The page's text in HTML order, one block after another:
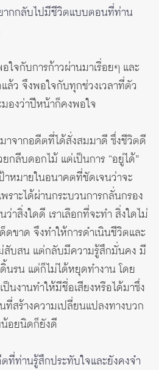
ากกลับไปมีชีวิตแบบตอนที่ท่าน
ใจกับการก้าวผ่านมาเรื่อยๆ และ
ล้ว จึงพอใจกับทุกช่วงเวลาที่ตัว
องว่าปีหน้าก็คงพอใจ
จากอดีตที่ได้สั่งสมมาดี ซึ่งชีวิตดี
กลีบดอกไม้ แต่เป็นการ “อยู่ได้”
หมายในอนาคตที่ชัดเจนว่าจะ
ราะได้ผ่านกระบวนการกลั่นกรอง
ว่าสิ่งใดดี เราเลือกที่จะทำ สิ่งใดไม่
ดขาด จึงทำให้การดำเนินชีวิตและ
สับสน แต่กลับมีความรู้สึกมั่นคง มี
นรน แต่ก็ไม่ได้หยุดทำงาน โดย
นงานทำให้มีชื่อเสียงหรือได้มาซึ่ง
ที่สร้างความเปลี่ยนแปลงทางบวก
อยนิดก็ยังดี
ตที่ท่านรู้สึกประทับใจและยังคงจำ